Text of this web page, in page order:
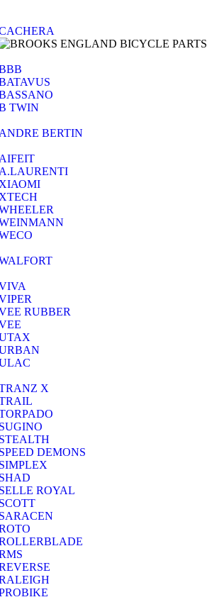
TWIN
BERTIN
RUBBER
X
DEMONS
ROYAL